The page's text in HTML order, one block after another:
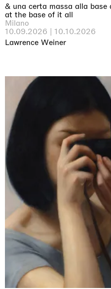
& una certa massa alla
at the base of it all
Milano
10.09.2026 | 10.10.2026
Lawrence Weiner